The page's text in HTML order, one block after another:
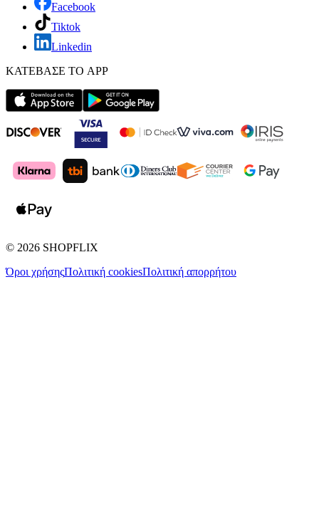
Facebook
Tiktok
Linkedin
ΚΑΤΕΒΑΣΕ ΤΟ APP
© 2026 SHOPFLIX
Όροι χρήσηςΠολιτική cookiesΠολιτική απορρήτου